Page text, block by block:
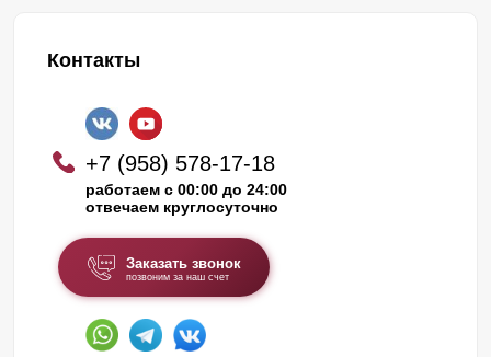
Контакты
+7 (958) 578-17-18
работаем с 00:00 до 24:00
отвечаем круглосуточно
Заказать звонок
позвоним за наш счет